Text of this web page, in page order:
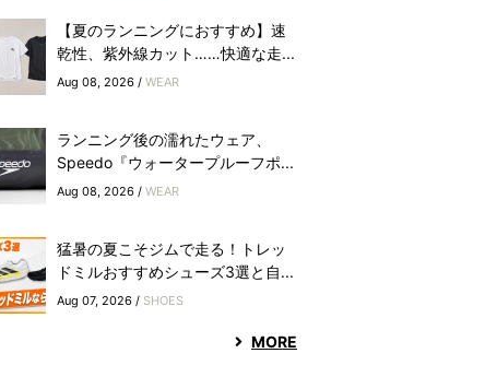
【夏のランニングにおすすめ】速
乾性、紫外線カット……快適な走...
Aug 08, 2026 / WEAR
ランニング後の濡れたウェア、
Speedo『ウォータープルーフポ...
Aug 08, 2026 / WEAR
猛暑の夏こそジムで走る！トレッ
ドミルおすすめシューズ3選と自...
Aug 07, 2026 / SHOES
MORE